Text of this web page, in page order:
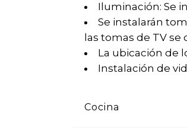
Iluminación: Se
Se instalarán
las tomas de TV se
La ubicación de
Instalación de
Cocina